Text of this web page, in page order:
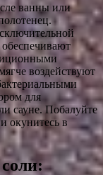
ванны или
воздействуют
для
сауне. Побалуйте
окунитесь в